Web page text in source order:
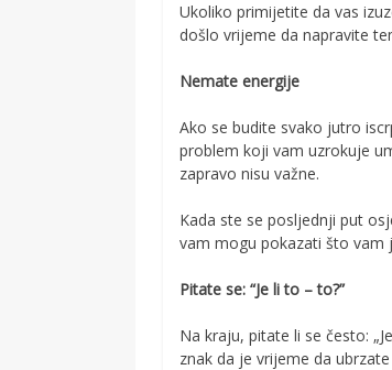
Ukoliko primijetite da vas
došlo vrijeme da napravite
Nemate energije
Ako se budite svako jutro
problem koji vam uzrokuje
zapravo nisu važne.
Kada ste se posljednji put
vam mogu pokazati što vam
Pitate se: “Je li to – to?”
Na kraju, pitate li se često:
znak da je vrijeme da